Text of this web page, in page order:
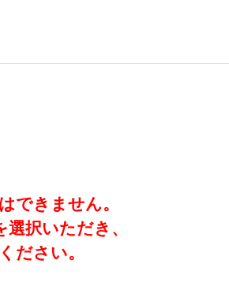
できません。
択いただき、
ださい。